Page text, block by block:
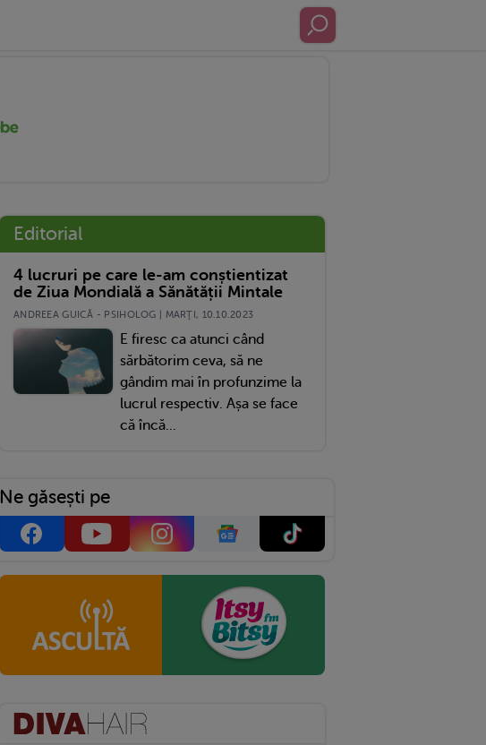
Editorial
4 lucruri pe care le-am conștientizat
de Ziua Mondială a Sănătății Mintale
ANDREEA GUICĂ - PSIHOLOG | MARŢI, 10.10.2023
E firesc ca atunci când
sărbătorim ceva, să ne
gândim mai în profunzime la
lucrul respectiv. Așa se face
că încă...
Ne găsești pe